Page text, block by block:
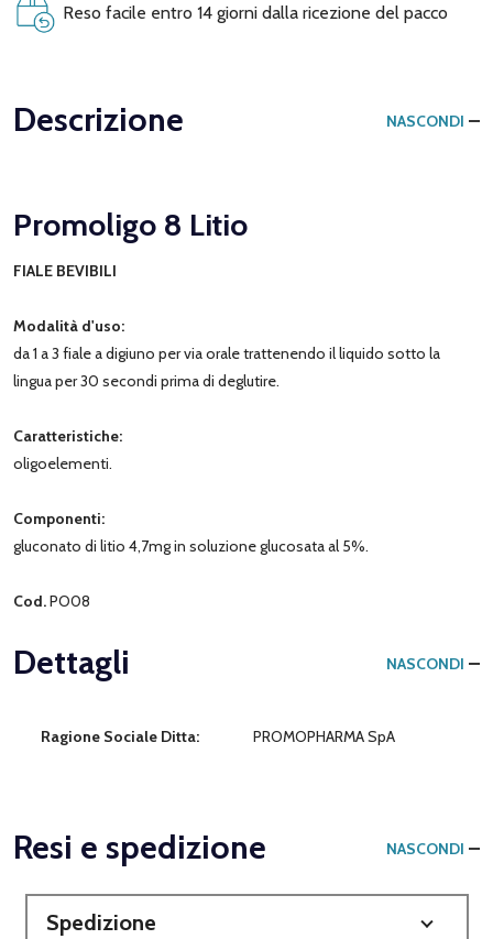
Reso facile entro 14 giorni dalla ricezione del pacco
Descrizione NASCONDI
Promoligo 8 Litio
FIALE BEVIBILI
Modalità d'uso:
da 1 a 3 fiale a digiuno per via orale trattenendo il liquido sotto la
lingua per 30 secondi prima di deglutire.
Caratteristiche:
oligoelementi.
Componenti:
gluconato di litio 4,7mg in soluzione glucosata al 5%.
Cod.PO08
Dettagli NASCONDI
Ragione Sociale Ditta: PROMOPHARMA SpA
Resi e spedizione NASCONDI
Spedizione